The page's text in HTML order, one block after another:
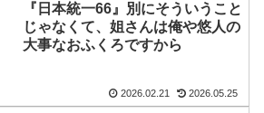
『日本統一66』別にそういうこと
じゃなくて、姐さんは俺や悠人の
大事なおふくろですから
2026.02.21 2026.05.25